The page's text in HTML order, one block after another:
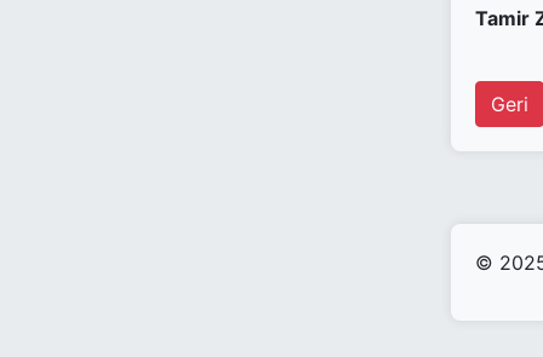
Tamir
Geri
© 2025